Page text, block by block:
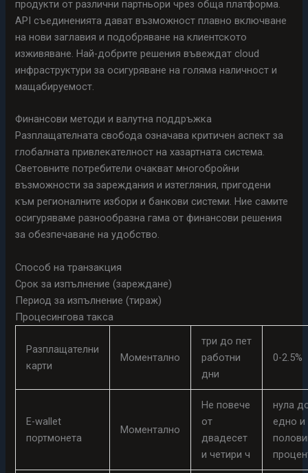
продукти от различни партньори чрез обща платформа.
API съединенията дават възможност плавно включване
на нови заглавия и подобряване на клиентското
изживяване. Най-добрите решения въвеждат cloud
инфраструктури за осигуряване на голяма наличност и
мащабируемост.
Финансови методи и валутна поддръжка
Разплащателната свобода означава критичен аспект за
глобалната привлекателност на хазартната система.
Световните потребители очакват многобройни
възможности за зареждания и изтегляния, пригодени
към регионалните избори и банкови системи. Ние самите
осигуряваме разнообразна гама от финансови решения
за обезпечаване на удобство.
Способ на транзакция
Срок за изпълнение (зареждане)
Период за изпълнение (тираж)
Процесингова такса
Разплащателни
карти
Моментално
три до пет
работни
дни
0-2.5%
E-wallet
портмонета
Моментално
Не повече
от
двадесет
и четири ч
нула
едно и